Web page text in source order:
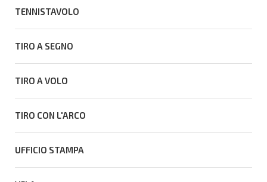
TENNISTAVOLO
TIRO A SEGNO
TIRO A VOLO
TIRO CON L'ARCO
UFFICIO STAMPA